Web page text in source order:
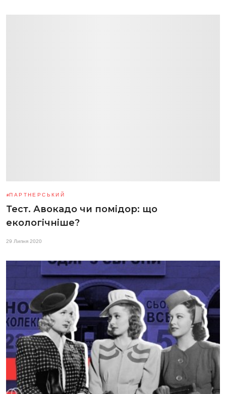
ПАРТНЕРСЬКИЙ
Тест. Авокадо чи помідор: що
екологічніше?
29 Липня 2020